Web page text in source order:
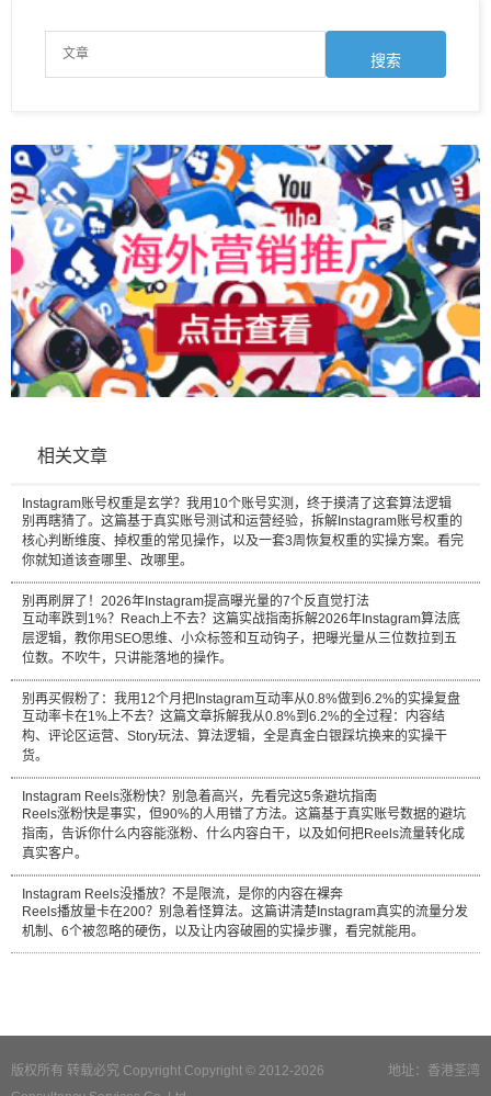
相关文章
Instagram账号权重是玄学？我用10个账号实测，终于摸清了这套算法逻辑
别再瞎猜了。这篇基于真实账号测试和运营经验，拆解Instagram账号权重的
核心判断维度、掉权重的常见操作，以及一套3周恢复权重的实操方案。看完
你就知道该查哪里、改哪里。
别再刷屏了！2026年Instagram提高曝光量的7个反直觉打法
互动率跌到1%？Reach上不去？这篇实战指南拆解2026年Instagram算法底
层逻辑，教你用SEO思维、小众标签和互动钩子，把曝光量从三位数拉到五
位数。不吹牛，只讲能落地的操作。
别再买假粉了：我用12个月把Instagram互动率从0.8%做到6.2%的实操复盘
互动率卡在1%上不去？这篇文章拆解我从0.8%到6.2%的全过程：内容结
构、评论区运营、Story玩法、算法逻辑，全是真金白银踩坑换来的实操干
货。
Instagram Reels涨粉快？别急着高兴，先看完这5条避坑指南
Reels涨粉快是事实，但90%的人用错了方法。这篇基于真实账号数据的避坑
指南，告诉你什么内容能涨粉、什么内容白干，以及如何把Reels流量转化成
真实客户。
Instagram Reels没播放？不是限流，是你的内容在裸奔
Reels播放量卡在200？别急着怪算法。这篇讲清楚Instagram真实的流量分发
机制、6个被忽略的硬伤，以及让内容破圈的实操步骤，看完就能用。
地址：香港荃湾
版权所有 转载必究 Copyright Copyright © 2012-2026